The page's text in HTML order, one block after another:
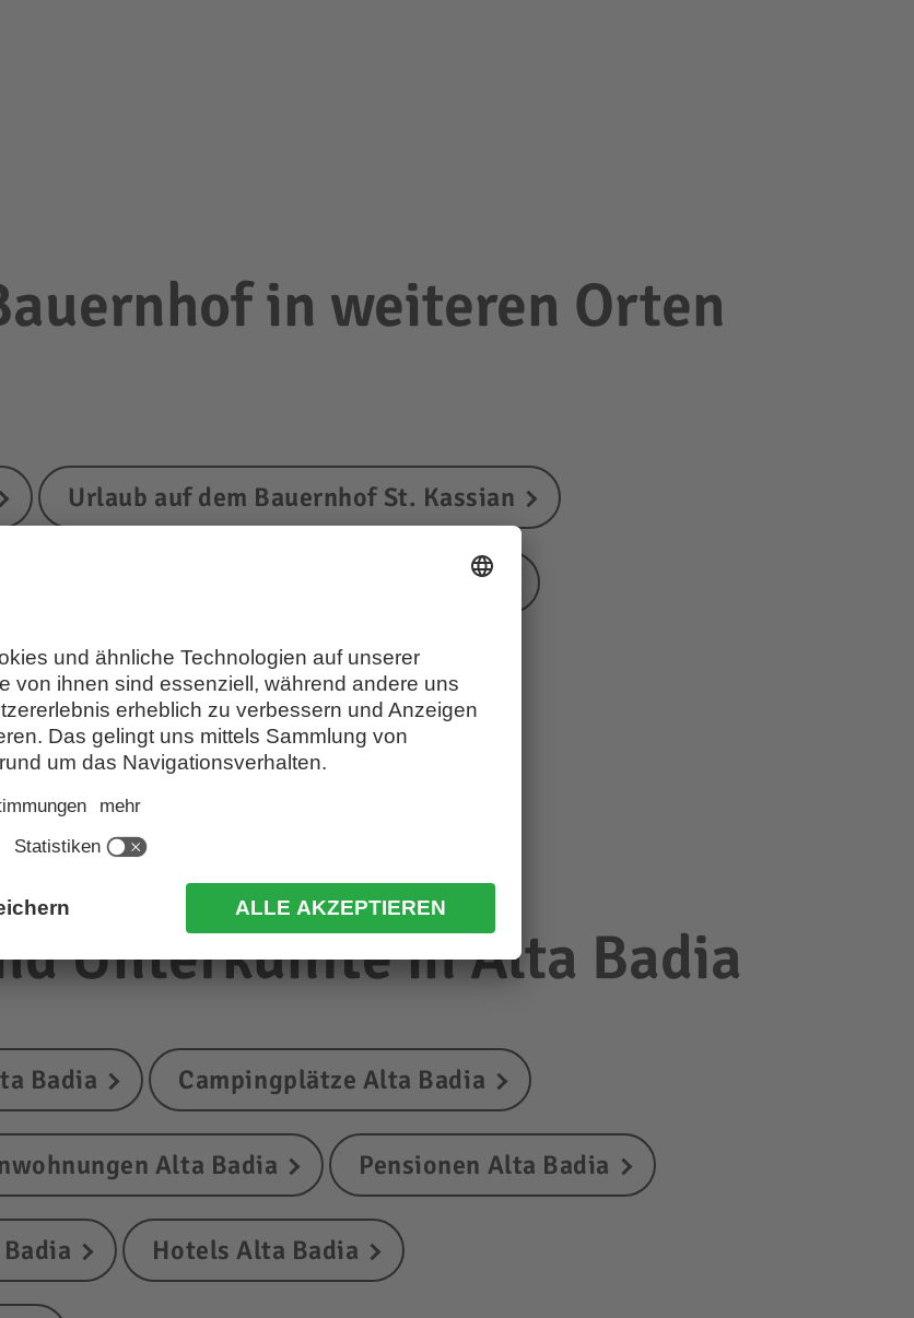
in weiteren Orten
Urlaub auf dem Bauernhof St. Kassian
Urlaub auf dem Bauernhof Colfosco
Unterkünfte in Alta Badia
Badia Campingplätze Alta Badia
Alta Badia Pensionen Alta Badia
Hotels Alta Badia